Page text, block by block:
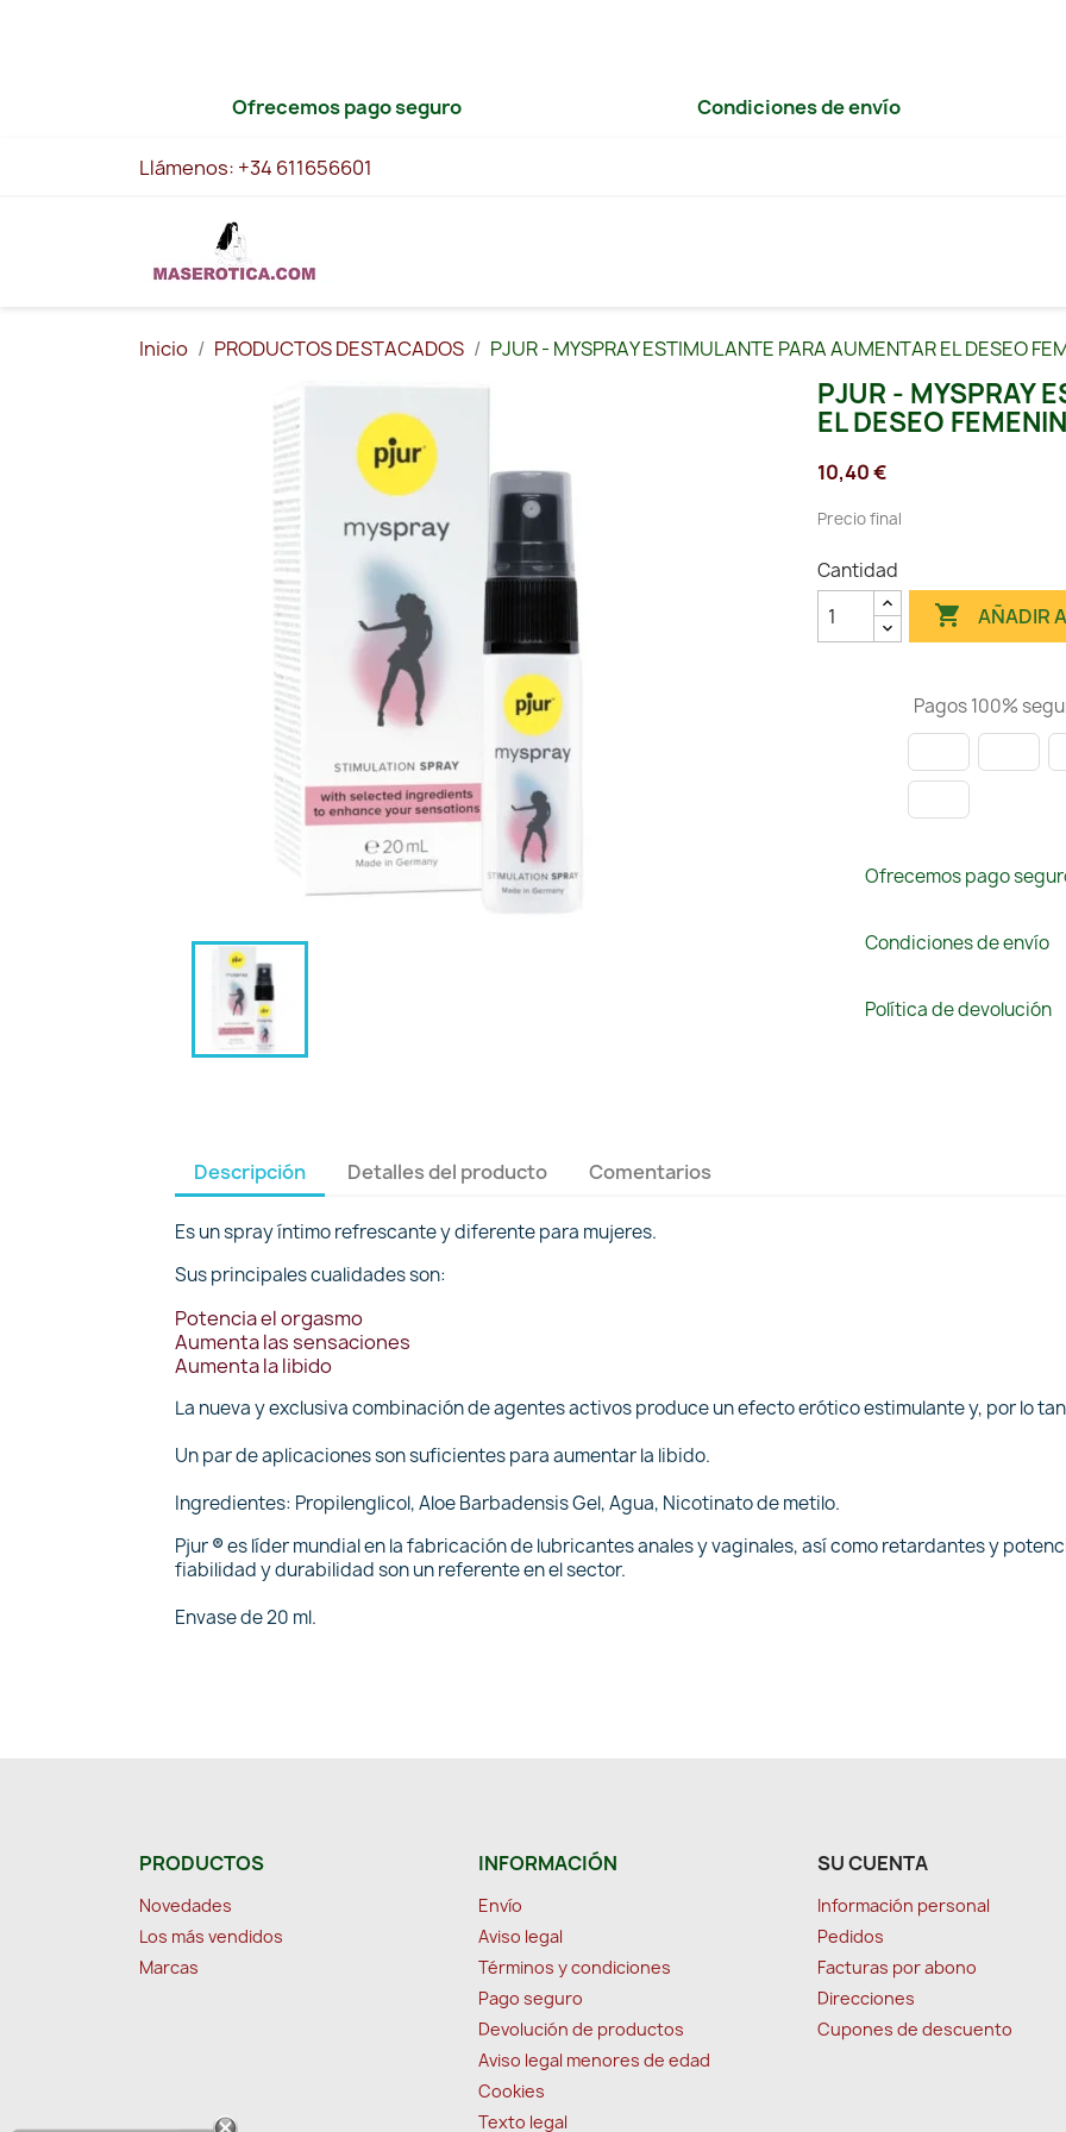
Ofrecemos pago seguro Condiciones de envío
Llámenos: +34 611656601
Inicio PRODUCTOS DESTACADOS PJUR - MYSPRAY ESTIMULANTE PARA AUMENTAR EL DESEO
PJUR - MYSPRAY
EL DESEO
10,40 €
Precio final
Cantidad
 AÑADIR
Pagos 100%
Ofrecemos pago
Condiciones de envío
Política de devolución
Descripción Detalles del producto Comentarios
Es un spray íntimo refrescante y diferente para mujeres.
Sus principales cualidades son:
Potencia el orgasmo
Aumenta las sensaciones
Aumenta la libido
La nueva y exclusiva combinación de agentes activos produce un efecto erótico estimulante y, por lo
Un par de aplicaciones son suficientes para aumentar la libido.
Ingredientes: Propilenglicol, Aloe Barbadensis Gel, Agua, Nicotinato de metilo.
Pjur®es líder mundial en la fabricación de lubricantes anales y vaginales, así como retardantes y
fiabilidad y durabilidad son un referente en el sector.
Envase de 20 ml.
PRODUCTOS
Novedades
Los más vendidos
Marcas
INFORMACIÓN
Envío
Aviso legal
Términos y condiciones
Pago seguro
Devolución de productos
Aviso legal menores de edad
Cookies
Texto legal
SU CUENTA
Información personal
Pedidos
Facturas por abono
Direcciones
Cupones de descuento